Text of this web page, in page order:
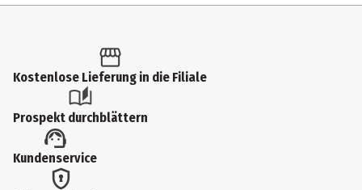
LEXXOO International GmbH
Fürther Straße 228, DE-90429 Nürnberg
Kontaktmöglichkeit
info@lexxoo.de
Kostenlose Lieferung in die Filiale
Prospekt durchblättern
Kundenservice